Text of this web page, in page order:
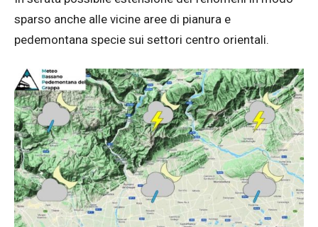
sparso anche alle vicine aree di pianura e
pedemontana specie sui settori centro orientali.